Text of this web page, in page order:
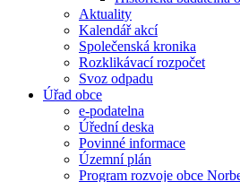
Aktuality
Kalendář akcí
Společenská kronika
Rozklikávací rozpočet
Svoz odpadu
Úřad obce
e-podatelna
Úřední deska
Povinné informace
Územní plán
Program rozvoje obce